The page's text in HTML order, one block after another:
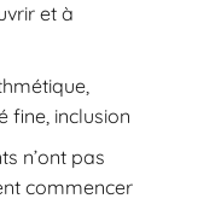
et à
fine, inclusion
n’ont pas
commencer